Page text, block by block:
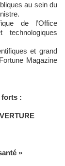
au sein du
de l’Office
et grand
Magazine
forts :
»